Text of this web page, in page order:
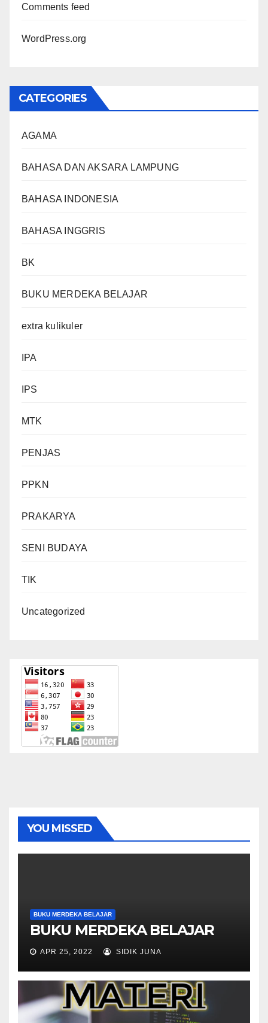
Comments feed
WordPress.org
CATEGORIES
AGAMA
BAHASA DAN AKSARA LAMPUNG
BAHASA INDONESIA
BAHASA INGGRIS
BK
BUKU MERDEKA BELAJAR
extra kulikuler
IPA
IPS
MTK
PENJAS
PPKN
PRAKARYA
SENI BUDAYA
TIK
Uncategorized
YOU MISSED
BUKU MERDEKA BELAJAR
BUKU MERDEKA BELAJAR
APR 25, 2022 SIDIK JUNA